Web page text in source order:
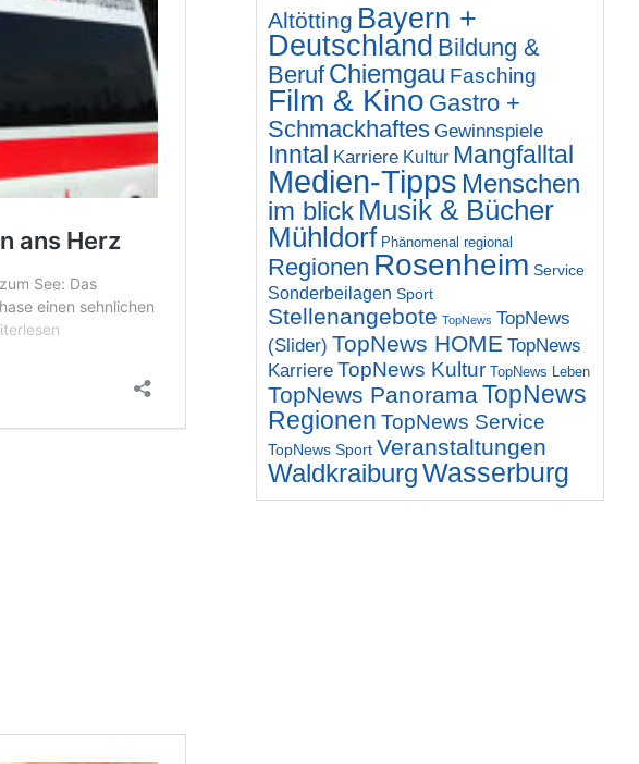
Altötting Bayern +
Deutschland Bildung &
Beruf Chiemgau Fasching
Film & Kino Gastro +
Schmackhaftes Gewinnspiele
Inntal Karriere Kultur Mangfalltal
Medien-Tipps Menschen
im blick Musik & Bücher
Mühldorf Phänomenal regional
Regionen Rosenheim Service
Sonderbeilagen Sport
Stellenangebote TopNews TopNews
(Slider) TopNews HOME TopNews
Karriere TopNews Kultur TopNews Leben
TopNews PanoramaTopNews
Regionen TopNews Service
TopNews Sport Veranstaltungen
WaldkraiburgWasserburg